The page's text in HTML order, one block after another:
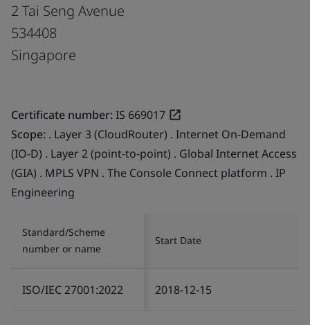
2 Tai Seng Avenue
534408
Singapore
Certificate number:IS 669017
Scope: . Layer 3 (CloudRouter) . Internet On-Demand
(IO-D) . Layer 2 (point-to-point) . Global Internet Access
(GIA) . MPLS VPN . The Console Connect platform . IP
Engineering
Standard/Scheme
number or name
Start Date
ISO/IEC 27001:2022 2018-12-15